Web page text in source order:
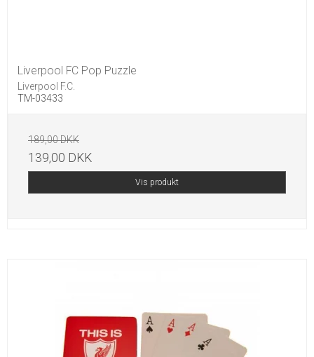
Liverpool FC Pop Puzzle
Liverpool F.C.
TM-03433
189,00 DKK
139,00 DKK
Vis produkt